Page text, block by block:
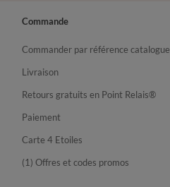
Commande
Commander par référence catalogue
Livraison
Retours gratuits en Point Relais®
Paiement
Carte 4 Etoiles
(1) Offres et codes promos